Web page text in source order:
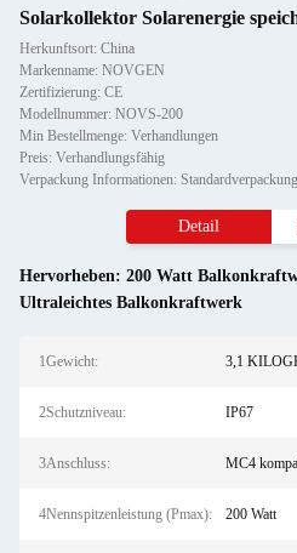
Solarkollektor Solarenergie
Herkunftsort: China
Markenname: NOVGEN
Zertifizierung: CE
Modellnummer: NOVS-200
Min Bestellmenge: Verhandlungen
Preis: Verhandlungsfähig
Verpackung Informationen: Standardverpackung
Detail
Hervorheben: 200 Watt
Ultraleichtes Balkonkraftwerk
1Gewicht: 3,1
2Schutzniveau: IP67
3Anschluss: MC4
4Nennspitzenleistung (Pmax): 200 Watt